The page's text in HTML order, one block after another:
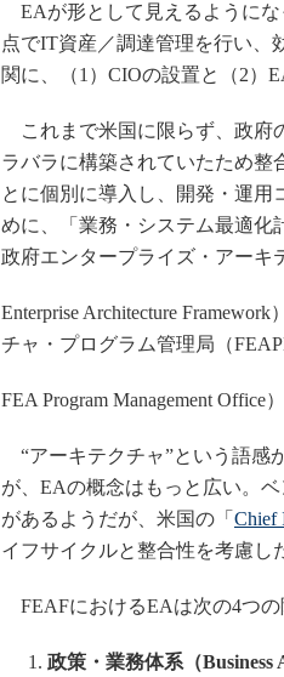
EAが形として見えるようにな
点でIT資産／調達管理を行い、
関に、（1）CIOの設置と（2）
これまで米国に限らず、政府
ラバラに構築されていたため整
とに個別に導入し、開発・運用
めに、「業務・システム最適化
政府エンタープライズ・アーキ
Enterprise Architecture
チャ・プログラム管理局（
FEA Program Management
“アーキテクチャ”という語感
が、EAの概念はもっと広い。
があるようだが、米国の「 Chief
イフサイクルと整合性を考慮し
FEAFにおけるEAは次の4つの
政策・業務体系（Business